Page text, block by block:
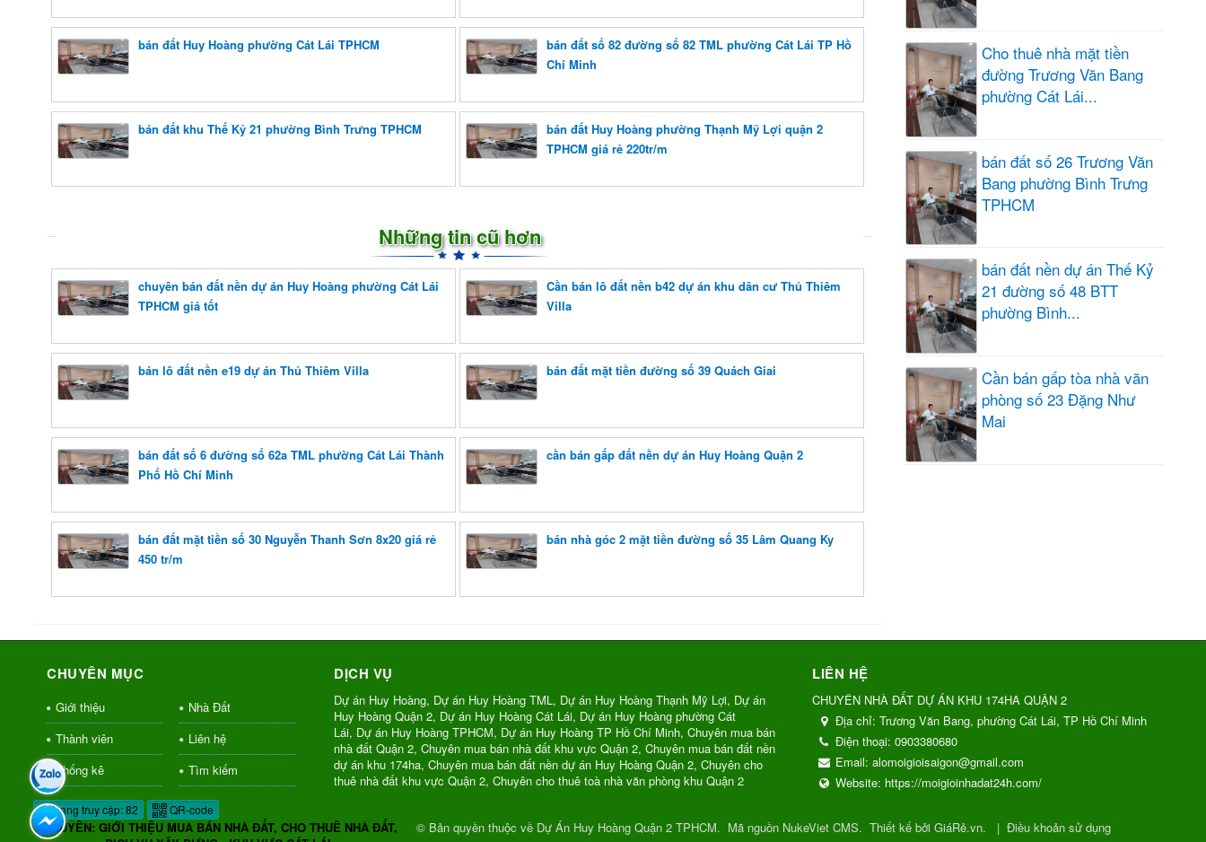
bán đất Huy Hoàng phường Cát Lái TPHCM
bán đất số 82 đường số 82 TML phường Cát Lái TP Hồ
Chí Minh
bán đất khu Thế Kỷ 21 phường Bình Trưng TPHCM
bán đất Huy Hoàng phường Thạnh Mỹ Lợi quận 2
TPHCM giá rẻ 220tr/m
Những tin cũ hơn
chuyên bán đất nền dự án Huy Hoàng phường Cát Lái
TPHCM giá tốt
Cần bán lô đất nền b42 dự án khu dân cư Thủ Thiêm
Villa
bán lô đất nền e19 dự án Thủ Thiêm Villa bán đất mặt tiền đường số 39 Quách Giai
bán đất số 6 đường số 62a TML phường Cát Lái Thành
Phố Hồ Chí Minh
cần bán gấp đất nền dự án Huy Hoàng Quận 2
bán đất mặt tiền số 30 Nguyễn Thanh Sơn 8x20 giá rẻ
450 tr/m
bán nhà góc 2 mặt tiền đường số 35 Lâm Quang Ky
Cho thuê nhà mặt tiền
đường Trương Văn Bang
phường Cát Lái...
bán đất số 26 Trương Văn
Bang phường Bình Trưng
TPHCM
bán đất nền dự án Thế Kỷ
21 đường số 48 BTT
phường Bình...
Cần bán gấp tòa nhà văn
phòng số 23 Đặng Như
Mai
CHUYÊN MỤC
Giới thiệu
Nhà Đất
Thành viên
Liên hệ
Thống kê
Tìm kiếm
Đang truy cập: 82 QR-code
DỊCH VỤ
Dự án Huy Hoàng, Dự án Huy Hoàng TML, Dự án Huy Hoàng Thạnh Mỹ Lợi, Dự án
Huy Hoàng Quận 2, Dự án Huy Hoàng Cát Lái, Dự án Huy Hoàng phường Cát
Lái, Dự án Huy Hoàng TPHCM, Dự án Huy Hoàng TP Hồ Chí Minh, Chuyên mua bán
nhà đất Quận 2, Chuyên mua bán nhà đất khu vực Quận 2, Chuyên mua bán đất nền
dự án khu 174ha, Chuyên mua bán đất nền dự án Huy Hoàng Quận 2, Chuyên cho
thuê nhà đất khu vực Quận 2, Chuyên cho thuê toà nhà văn phòng khu Quận 2
LIÊN HỆ
CHUYÊN NHÀ ĐẤT DỰ ÁN KHU 174HA QUẬN 2
Địa chỉ:Trương Văn Bang, phường Cát Lái, TP Hồ Chí Minh
Điện thoại:0903380680
Email:alomoigioisaigon@gmail.com
Website: https://moigioinhadat24h.com/
CHUYÊN: GIỚI THIỆU MUA BÁN NHÀ ĐẤT, CHO THUÊ NHÀ ĐẤT,
© Bản quyền thuộc về Dự Án Huy Hoàng Quận 2 TPHCM. Mã nguồn NukeViet CMS. Thiết kế bởi GiáRẻ.vn. | Điều khoản sử dụng